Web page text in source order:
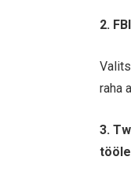
2.
raha
3.